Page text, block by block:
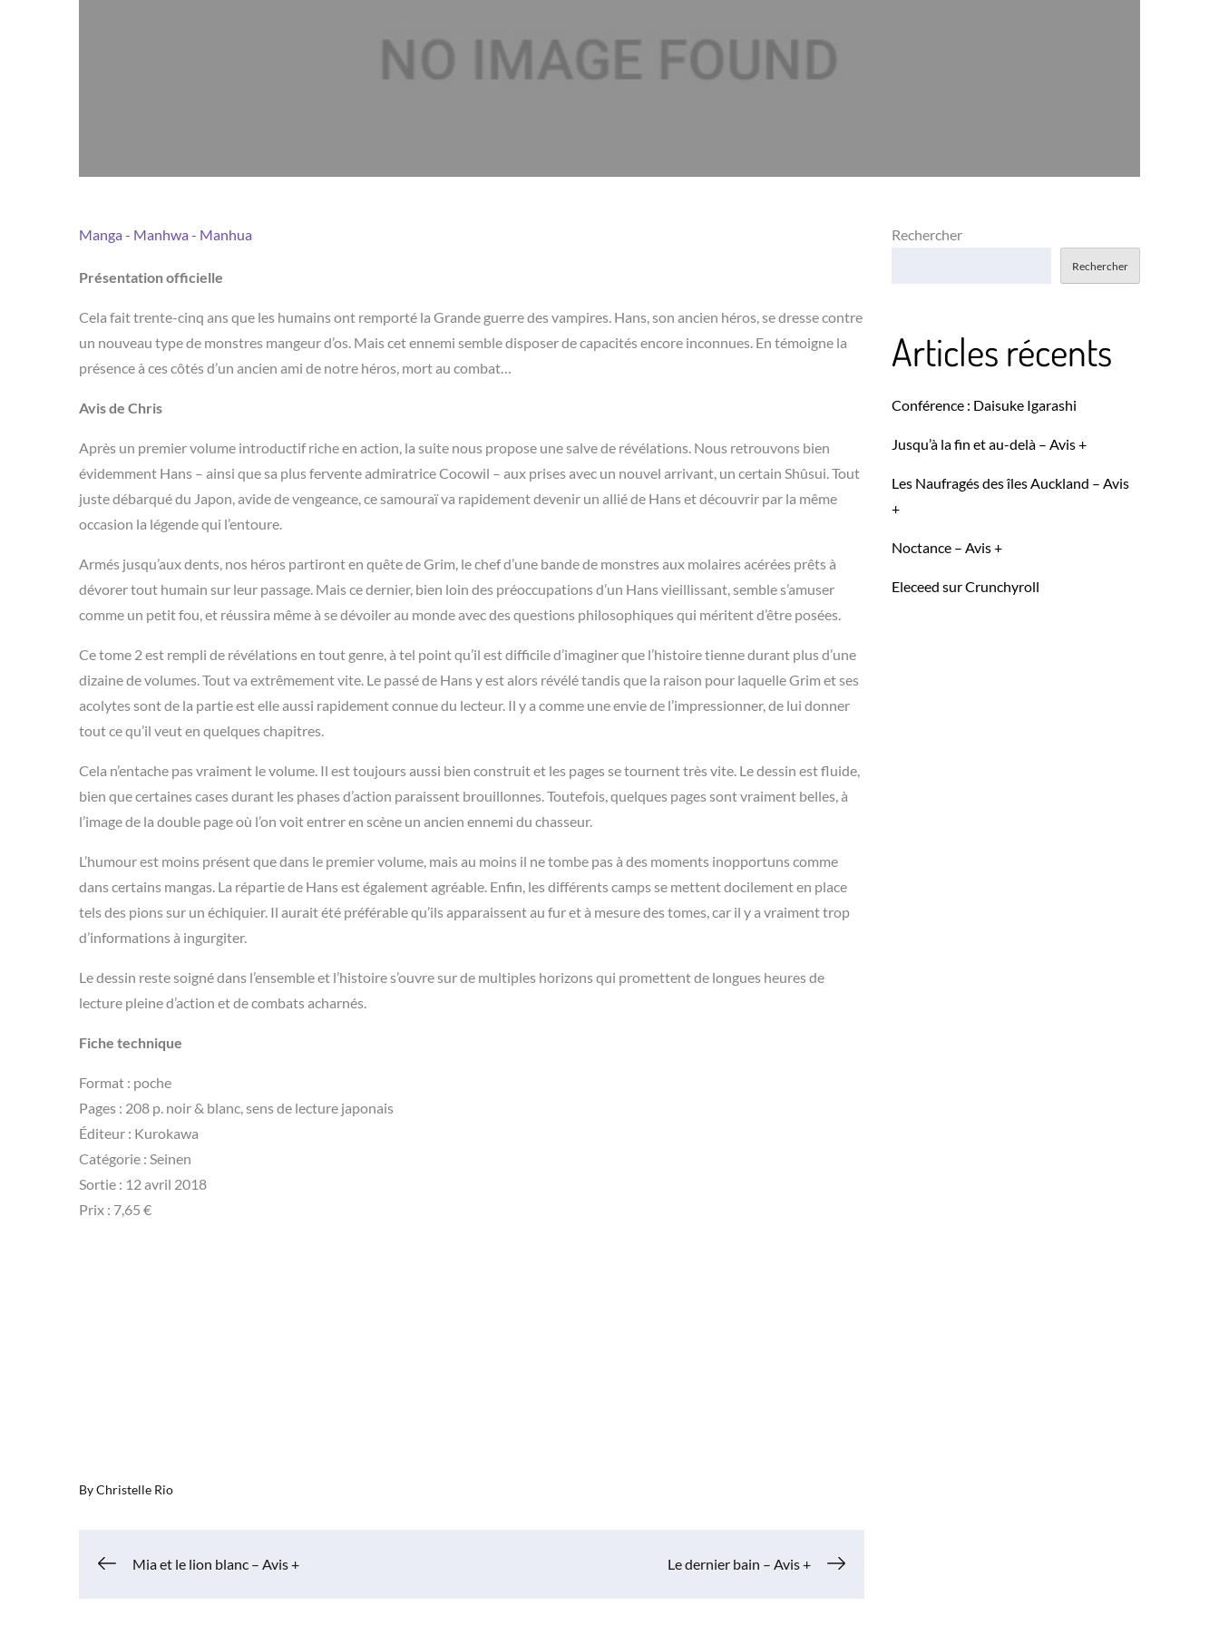
Manga - Manhwa - Manhua
Présentation officielle
Cela fait trente-cinq ans que les humains ont remporté la Grande guerre des vampires. Hans, son ancien héros, se dresse contre
un nouveau type de monstres mangeur d’os. Mais cet ennemi semble disposer de capacités encore inconnues. En témoigne la
présence à ces côtés d’un ancien ami de notre héros, mort au combat…
Avis de Chris
Après un premier volume introductif riche en action, la suite nous propose une salve de révélations. Nous retrouvons bien
évidemment Hans – ainsi que sa plus fervente admiratrice Cocowil – aux prises avec un nouvel arrivant, un certain Shûsui. Tout
juste débarqué du Japon, avide de vengeance, ce samouraï va rapidement devenir un allié de Hans et découvrir par la même
occasion la légende qui l’entoure.
Armés jusqu’aux dents, nos héros partiront en quête de Grim, le chef d’une bande de monstres aux molaires acérées prêts à
dévorer tout humain sur leur passage. Mais ce dernier, bien loin des préoccupations d’un Hans vieillissant, semble s’amuser
comme un petit fou, et réussira même à se dévoiler au monde avec des questions philosophiques qui méritent d’être posées.
Ce tome 2 est rempli de révélations en tout genre, à tel point qu’il est difficile d’imaginer que l’histoire tienne durant plus d’une
dizaine de volumes. Tout va extrêmement vite. Le passé de Hans y est alors révélé tandis que la raison pour laquelle Grim et ses
acolytes sont de la partie est elle aussi rapidement connue du lecteur. Il y a comme une envie de l’impressionner, de lui donner
tout ce qu’il veut en quelques chapitres.
Cela n’entache pas vraiment le volume. Il est toujours aussi bien construit et les pages se tournent très vite. Le dessin est fluide,
bien que certaines cases durant les phases d’action paraissent brouillonnes. Toutefois, quelques pages sont vraiment belles, à
l’image de la double page où l’on voit entrer en scène un ancien ennemi du chasseur.
L’humour est moins présent que dans le premier volume, mais au moins il ne tombe pas à des moments inopportuns comme
dans certains mangas. La répartie de Hans est également agréable. Enfin, les différents camps se mettent docilement en place
tels des pions sur un échiquier. Il aurait été préférable qu’ils apparaissent au fur et à mesure des tomes, car il y a vraiment trop
d’informations à ingurgiter.
Le dessin reste soigné dans l’ensemble et l’histoire s’ouvre sur de multiples horizons qui promettent de longues heures de
lecture pleine d’action et de combats acharnés.
Fiche technique
Format : poche
Pages : 208 p. noir & blanc, sens de lecture japonais
Éditeur : Kurokawa
Catégorie : Seinen
Sortie : 12 avril 2018
Prix : 7,65 €
ByChristelle Rio
Navigation
Mia et le lion blanc – Avis + Le dernier bain – Avis +
Rechercher
Rechercher
Articles récents
Conférence : Daisuke Igarashi
Jusqu’à la fin et au-delà – Avis +
Les Naufragés des îles Auckland – Avis
+
Noctance – Avis +
Eleceed sur Crunchyroll